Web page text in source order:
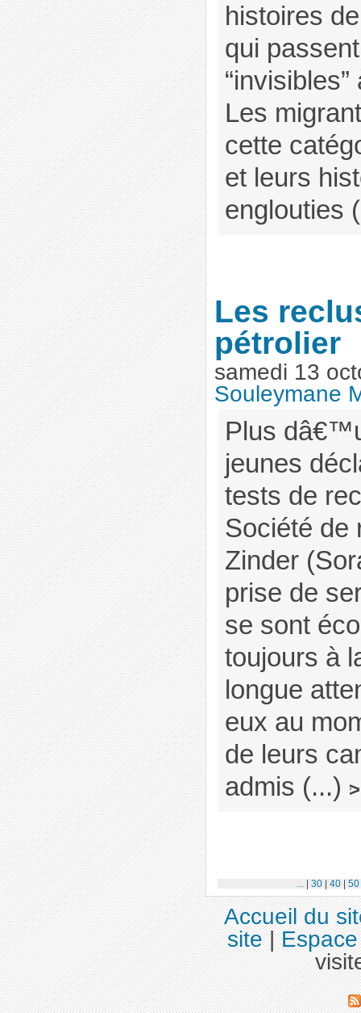
histoires
qui
Les
cette
et leurs
englouties
Les
pétrolier
samedi 13
Souleymane
Plus
jeunes
tests de
Société de
Zinder
prise de
se sont
toujours à
longue
eux au
de leurs
admis (...) >
| 30 | 40 | 50
Accueil du
site|